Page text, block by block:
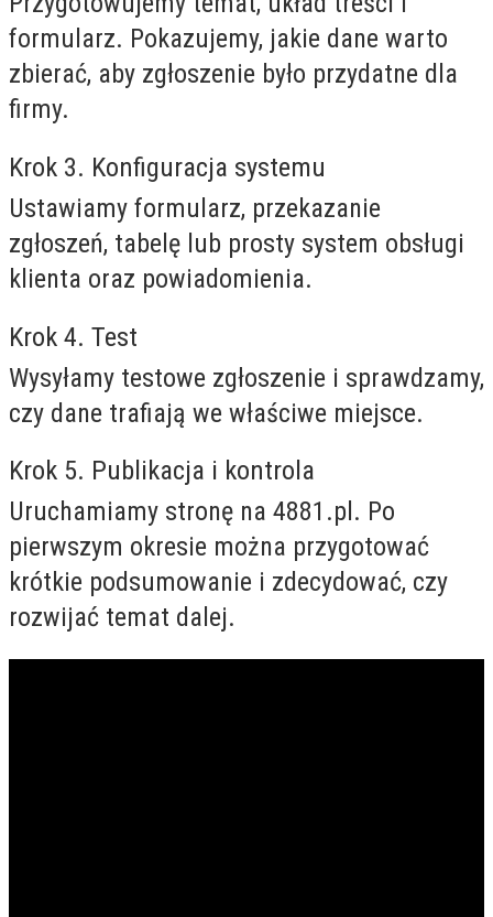
formularz. Pokazujemy, jakie dane warto
zbierać, aby zgłoszenie było przydatne dla
firmy.
Krok 3. Konfiguracja systemu
Ustawiamy formularz, przekazanie
zgłoszeń, tabelę lub prosty system obsługi
klienta oraz powiadomienia.
Krok 4. Test
Wysyłamy testowe zgłoszenie i sprawdzamy,
czy dane trafiają we właściwe miejsce.
Krok 5. Publikacja i kontrola
Uruchamiamy stronę na 4881.pl. Po
pierwszym okresie można przygotować
krótkie podsumowanie i zdecydować, czy
rozwijać temat dalej.